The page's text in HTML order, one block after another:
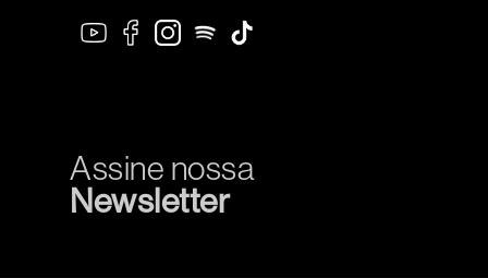
Assine nossa
Newsletter